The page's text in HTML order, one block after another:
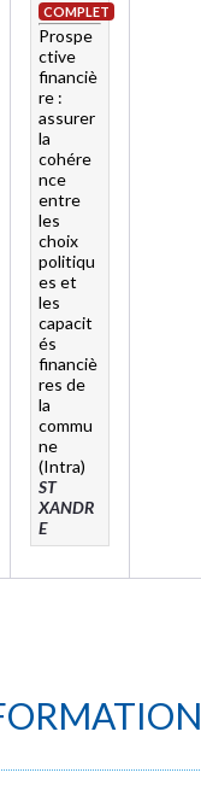
COMPLET
Prospe
ctive
financiè
re :
assurer
la
cohére
nce
entre
les
choix
politiqu
es et
les
capacit
és
financiè
res de
la
commu
ne
(Intra)
ST
XANDR
E